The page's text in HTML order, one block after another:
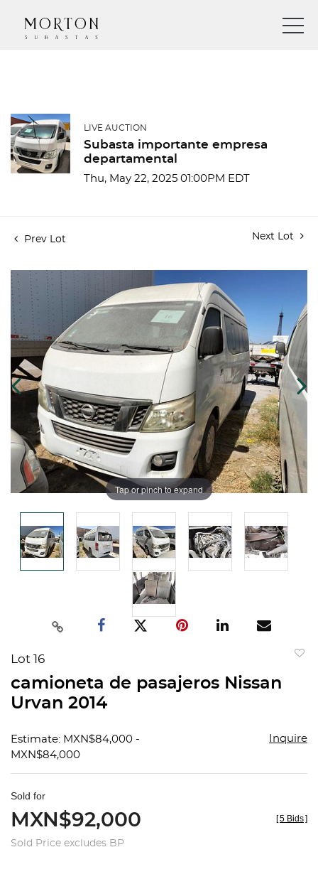
LIVE AUCTION
Subasta importante empresa
departamental
Thu, May 22, 2025 01:00PM EDT
Prev Lot Next Lot
Tap or pinch to expand
Lot 16
camioneta de pasajeros Nissan
Urvan 2014
Estimate: MXN$84,000 -
MXN$84,000
Inquire
Sold for
MXN$92,000
Sold Price excludes BP
[5 Bids]